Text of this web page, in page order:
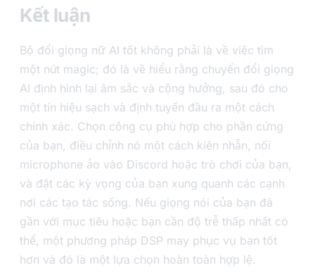
Kết luận
Bộ đổi giọng nữ AI tốt không phải là về việc tìm
một nút magic; đó là về hiểu rằng chuyển đổi giọng
AI định hình lại âm sắc và cộng hưởng, sau đó cho
một tín hiệu sạch và định tuyến đầu ra một cách
chính xác. Chọn công cụ phù hợp cho phần cứng
của bạn, điều chỉnh nó một cách kiên nhẫn, nối
microphone ảo vào Discord hoặc trò chơi của bạn,
và đặt các kỳ vọng của bạn xung quanh các cạnh
nơi các tạo tác sống. Nếu giọng nói của bạn đã
gần với mục tiêu hoặc bạn cần độ trễ thấp nhất có
thể, một phương pháp DSP may phục vụ bạn tốt
hơn và đó là một lựa chọn hoàn toàn hợp lệ.